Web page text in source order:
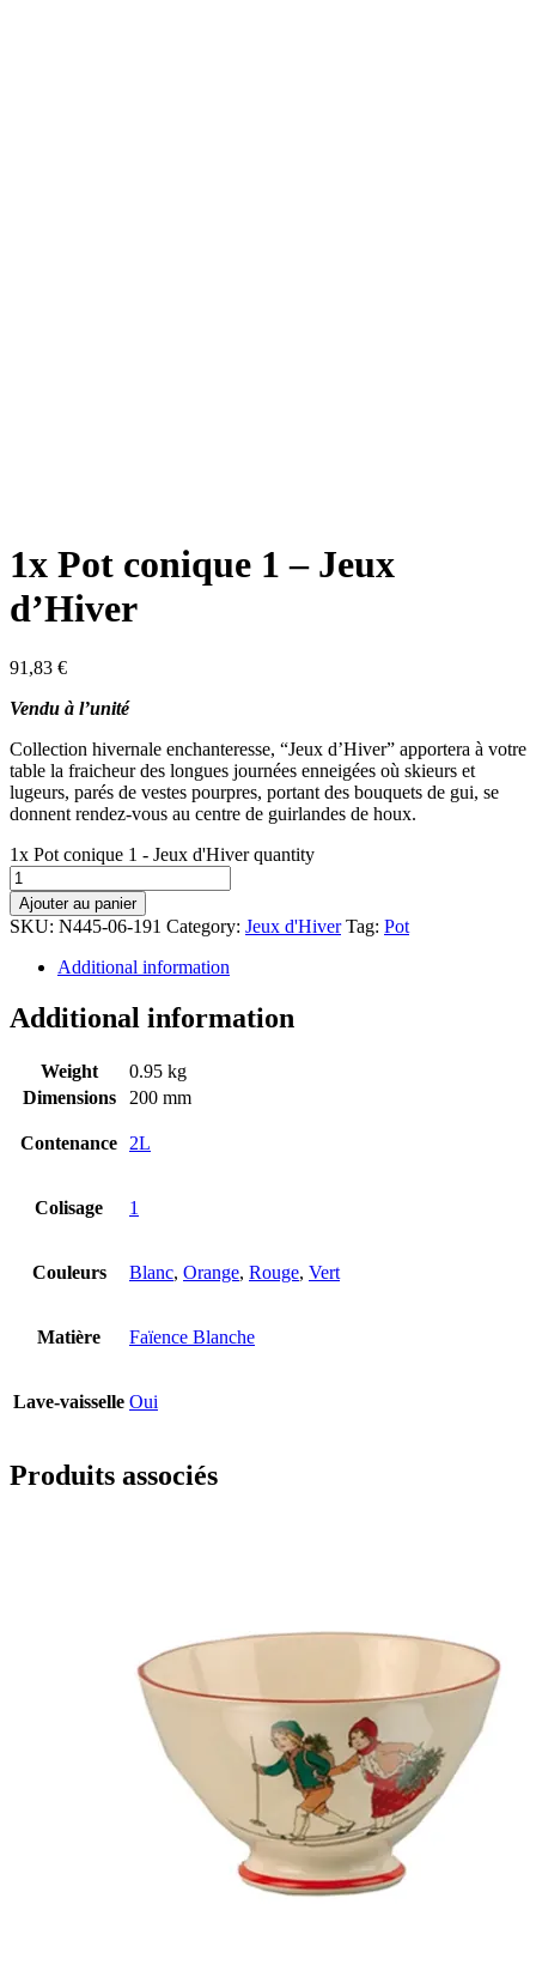
1x Pot conique 1 – Jeux
d’Hiver
91,83 €
Vendu à l’unité
Collection hivernale enchanteresse, “Jeux d’Hiver” apportera à votre
table la fraicheur des longues journées enneigées où skieurs et
lugeurs, parés de vestes pourpres, portant des bouquets de gui, se
donnent rendez-vous au centre de guirlandes de houx.
1x Pot conique 1 - Jeux d'Hiver quantity
Ajouter au panier
SKU: N445-06-191 Category: Jeux d'Hiver Tag: Pot
Additional information
Additional information
Weight
0.95 kg
Dimensions
200 mm
Contenance 2L
Colisage 1
Couleurs Blanc, Orange, Rouge, Vert
Matière Faïence Blanche
Lave-vaisselle Oui
Produits associés